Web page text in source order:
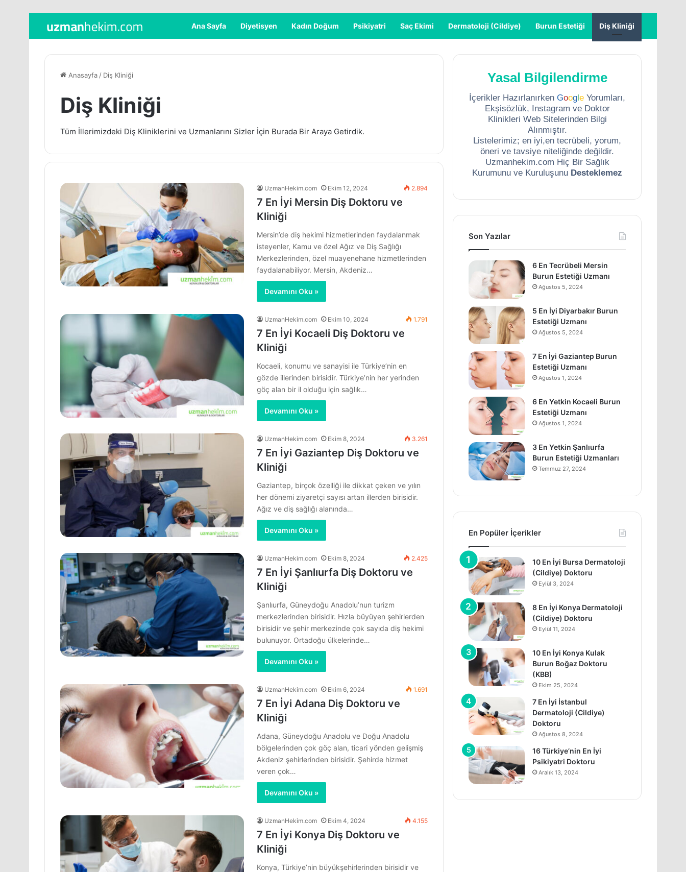
Ana Sayfa Diyetisyen Kadın Doğum Psikiyatri Saç Ekimi Dermatoloji (Cildiye) Burun Estetiği Diş Kliniği
Anasayfa / Diş Kliniği
Diş Kliniği
Tüm İllerimizdeki Diş Kliniklerini ve Uzmanlarını Sizler İçin Burada Bir Araya Getirdik.
UzmanHekim.com Ekim 12, 2024 2.894
7 En İyi Mersin Diş Doktoru ve
Kliniği
Mersin’de diş hekimi hizmetlerinden faydalanmak
isteyenler, Kamu ve özel Ağız ve Diş Sağlığı
Merkezlerinden, özel muayenehane hizmetlerinden
faydalanabiliyor. Mersin, Akdeniz…
Devamını Oku »
UzmanHekim.com Ekim 10, 2024 1.791
7 En İyi Kocaeli Diş Doktoru ve
Kliniği
Kocaeli, konumu ve sanayisi ile Türkiye’nin en
gözde illerinden birisidir. Türkiye’nin her yerinden
göç alan bir il olduğu için sağlık…
Devamını Oku »
UzmanHekim.com Ekim 8, 2024 3.261
7 En İyi Gaziantep Diş Doktoru ve
Kliniği
Gaziantep, birçok özelliği ile dikkat çeken ve yılın
her dönemi ziyaretçi sayısı artan illerden birisidir.
Ağız ve diş sağlığı alanında…
Devamını Oku »
UzmanHekim.com Ekim 8, 2024 2.425
7 En İyi Şanlıurfa Diş Doktoru ve
Kliniği
Şanlıurfa, Güneydoğu Anadolu’nun turizm
merkezlerinden birisidir. Hızla büyüyen şehirlerden
birisidir ve şehir merkezinde çok sayıda diş hekimi
bulunuyor. Ortadoğu ülkelerinde…
Devamını Oku »
UzmanHekim.com Ekim 6, 2024 1.691
7 En İyi Adana Diş Doktoru ve
Kliniği
Adana, Güneydoğu Anadolu ve Doğu Anadolu
bölgelerinden çok göç alan, ticari yönden gelişmiş
Akdeniz şehirlerinden birisidir. Şehirde hizmet
veren çok…
Devamını Oku »
UzmanHekim.com Ekim 4, 2024 4.155
7 En İyi Konya Diş Doktoru ve
Kliniği
Konya, Türkiye’nin büyükşehirlerinden birisidir ve
Yasal Bilgilendirme
İçerikler Hazırlanırken Google Yorumları,
Ekşisözlük, Instagram ve Doktor
Klinikleri Web Sitelerinden Bilgi
Alınmıştır.
Listelerimiz; en iyi,en tecrübeli, yorum,
öneri ve tavsiye niteliğinde değildir.
Uzmanhekim.com Hiç Bir Sağlık
Kurumunu ve Kuruluşunu Desteklemez
Son Yazılar
6 En Tecrübeli Mersin
Burun Estetiği Uzmanı
Ağustos 5, 2024
5 En İyi Diyarbakır Burun
Estetiği Uzmanı
Ağustos 5, 2024
7 En İyi Gaziantep Burun
Estetiği Uzmanı
Ağustos 1, 2024
6 En Yetkin Kocaeli Burun
Estetiği Uzmanı
Ağustos 1, 2024
3 En Yetkin Şanlıurfa
Burun Estetiği Uzmanları
Temmuz 27, 2024
En Popüler İçerikler
10 En İyi Bursa Dermatoloji
(Cildiye) Doktoru
Eylül 3, 2024
8 En İyi Konya Dermatoloji
(Cildiye) Doktoru
Eylül 11, 2024
10 En İyi Konya Kulak
Burun Boğaz Doktoru
(KBB)
Ekim 25, 2024
7 En İyi İstanbul
Dermatoloji (Cildiye)
Doktoru
Ağustos 8, 2024
16 Türkiye’nin En İyi
Psikiyatri Doktoru
Aralık 13, 2024